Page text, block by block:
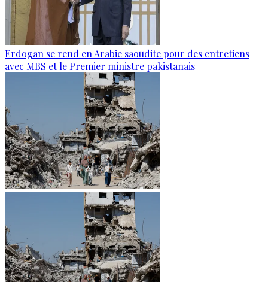
Erdogan se rend en Arabie saoudite pour des entretiens
avec MBS et le Premier ministre pakistanais